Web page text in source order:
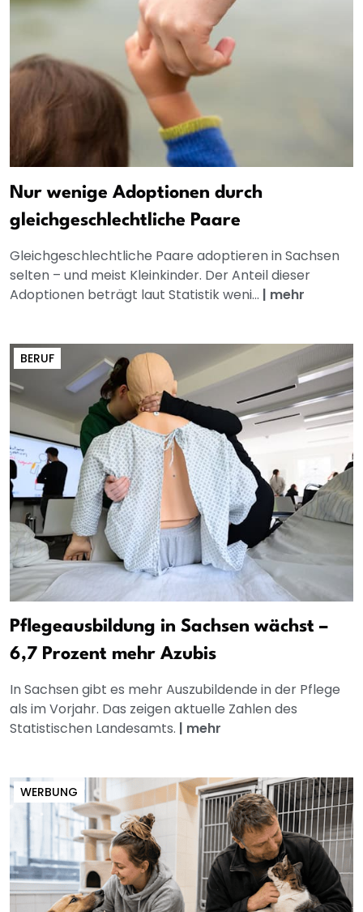
Nur wenige Adoptionen durch
gleichgeschlechtliche Paare
Gleichgeschlechtliche Paare adoptieren in Sachsen
selten – und meist Kleinkinder. Der Anteil dieser
Adoptionen beträgt laut Statistik weni... | mehr
BERUF
Pflegeausbildung in Sachsen wächst –
6,7 Prozent mehr Azubis
In Sachsen gibt es mehr Auszubildende in der Pflege
als im Vorjahr. Das zeigen aktuelle Zahlen des
Statistischen Landesamts. | mehr
WERBUNG